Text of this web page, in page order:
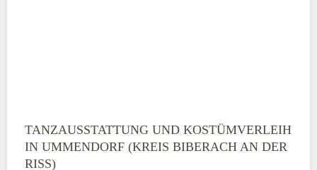
TANZAUSSTATTUNG UND KOSTÜMVERLEIH
IN UMMENDORF (KREIS BIBERACH AN DER
RISS)